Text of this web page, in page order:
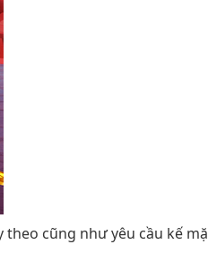
cũng như yêu cầu kế